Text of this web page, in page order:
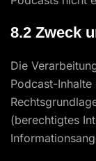
8.2 Zweck
Die
Podcast-
(berechtigtes